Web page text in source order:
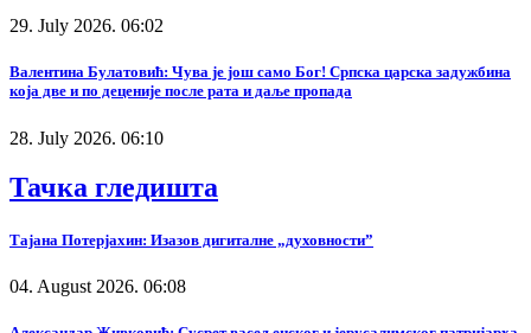
29. July 2026. 06:02
Валентина Булатовић: Чува је још само Бог! Српска царска задужбина
која две и по деценије после рата и даље пропада
28. July 2026. 06:10
Тачка гледишта
Тајана Потерјахин: Изазов дигиталне „духовности”
04. August 2026. 06:08